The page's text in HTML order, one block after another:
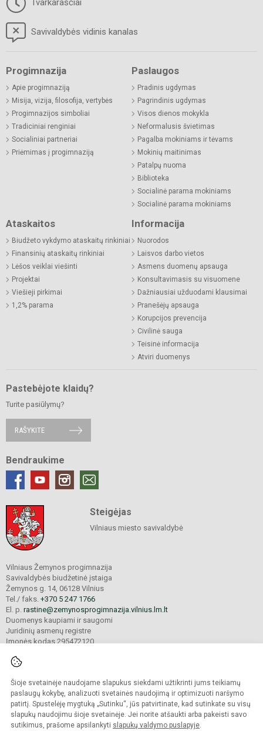
Šioje svetainėje naudojame slapukus siekdami užtikrinti jums teikiamų
paslaugų kokybę, analizuoti svetainės naudojimą ir optimizuoti naršymo
patirtį. Spustelėję mygtuką „Sutinku“, jūs patvirtinate, kad sutinkate su visų
slapukų naudojimu šioje svetainėje. Jei norite atšaukti arba pakeisti savo
sutikimus, prašome apsilankyti slapukų valdymo puslapyje.
Tvarkaraščiai
Savivaldybės vidinis kanalas
Progimnazija
Apie progimnaziją
Misija, vizija, filosofija, vertybės
Progimnazijos simboliai
Tradiciniai renginiai
Socialiniai partneriai
Priėmimas į progimnaziją
Paslaugos
Pradinis ugdymas
Pagrindinis ugdymas
Visos dienos mokykla
Neformalusis švietimas
Pagalba mokiniams ir tėvams
Mokinių maitinimas
Patalpų nuoma
Biblioteka
Socialinė parama mokiniams
Socialinė parama mokiniams
Ataskaitos
Biudžeto vykdymo ataskaitų rinkiniai
Finansinių ataskaitų rinkiniai
Lėšos veiklai viešinti
Projektai
Viešieji pirkimai
1,2% parama
Informacija
Nuorodos
Laisvos darbo vietos
Asmens duomenų apsauga
Konsultavimasis su visuomene
Dažniausiai užduodami klausimai
Pranešėjų apsauga
Korupcijos prevencija
Civilinė sauga
Teisinė informacija
Atviri duomenys
Pastebėjote klaidų?
Turite pasiūlymų?
RAŠYKITE
Bendraukime
Steigėjas
Vilniaus miesto savivaldybė
Vilniaus Žemynos progimnazija
Savivaldybės biudžetinė įstaiga
Žemynos g. 14, 06128 Vilnius
Tel./ faks. +370 5 247 1766
El. p. rastine@zemynosprogimnazija.vilnius.lm.lt
Duomenys kaupiami ir saugomi
Juridinių asmenų registre
Įmonės kodas 295472120
© 2024. Vilniaus Žemynos progimnazija. Visos teisės saugomos.
Kopijuoti turinį be raštiško įstaigos administracijos sutikimo griežtai draudžiama.
Prieinamumo paraiška Slapukų valdymas
Sumanus būdas atnaujinti